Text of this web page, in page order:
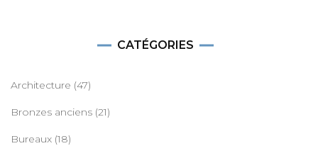
CATÉGORIES
Architecture (47)
Bronzes anciens (21)
Bureaux (18)